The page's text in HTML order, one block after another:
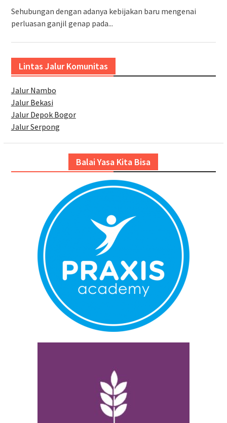
Sehubungan dengan adanya kebijakan baru mengenai
perluasan ganjil genap pada...
Lintas Jalur Komunitas
Jalur Nambo
Jalur Bekasi
Jalur Depok Bogor
Jalur Serpong
Balai Yasa Kita Bisa